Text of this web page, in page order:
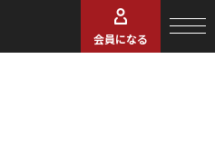
会員になる